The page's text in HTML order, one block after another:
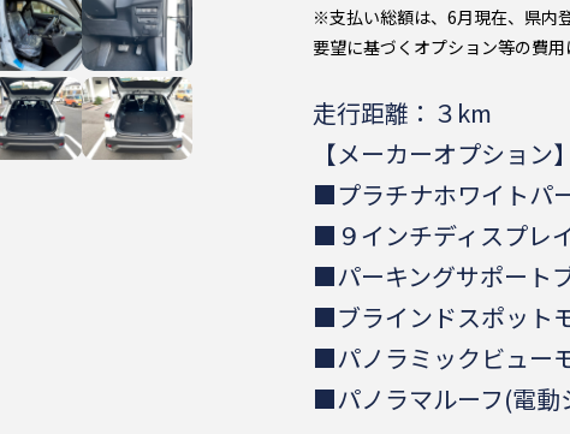
※支払い総額は、6月現在、県内
要望に基づくオプション等の費用
走行距離：３km
【メーカーオプション】
■プラチナホワイトパ
■９インチディスプレ
■パーキングサポート
■ブラインドスポット
■パノラミックビュー
■パノラマルーフ(電動